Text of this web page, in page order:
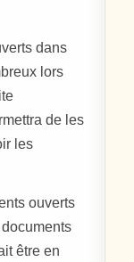
dans
lors
de les
les
ouverts
être en